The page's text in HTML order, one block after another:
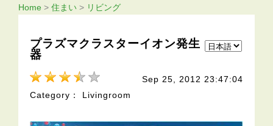
Home > 住まい > リビング
プラズマクラスターイオン発生
器
Sep 25, 2012 23:47:04
Category： Livingroom